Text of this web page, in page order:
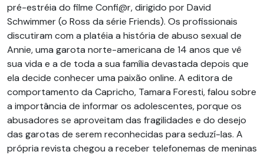
pré-estréia do filme Confi@r, dirigido por David
Schwimmer (o Ross da série Friends). Os profissionais
discutiram com a platéia a história de abuso sexual de
Annie, uma garota norte-americana de 14 anos que vê
sua vida e a de toda a sua família devastada depois que
ela decide conhecer uma paixão online. A editora de
comportamento da Capricho, Tamara Foresti, falou sobre
a importância de informar os adolescentes, porque os
abusadores se aproveitam das fragilidades e do desejo
das garotas de serem reconhecidas para seduzí-las. A
própria revista chegou a receber telefonemas de meninas